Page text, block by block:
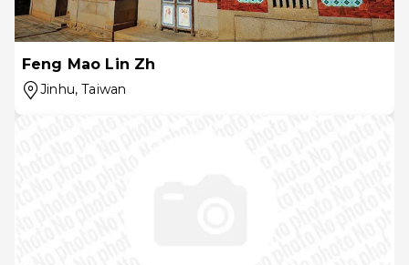
Feng Mao Lin Zh
Jinhu, Taiwan